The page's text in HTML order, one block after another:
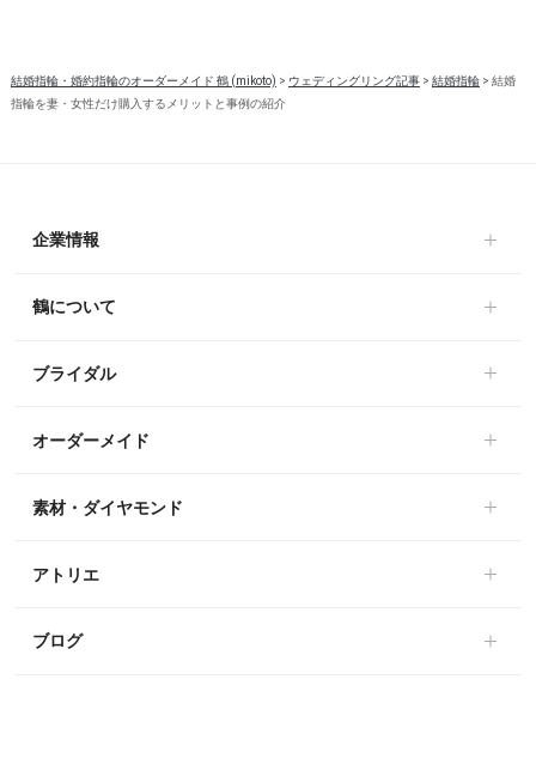
結婚指輪・婚約指輪のオーダーメイド 鶴 (mikoto) > ウェディングリング記事> 結婚指輪> 結婚
指輪を妻・女性だけ購入するメリットと事例の紹介
企業情報
鶴について
ブライダル
オーダーメイド
素材・ダイヤモンド
アトリエ
ブログ